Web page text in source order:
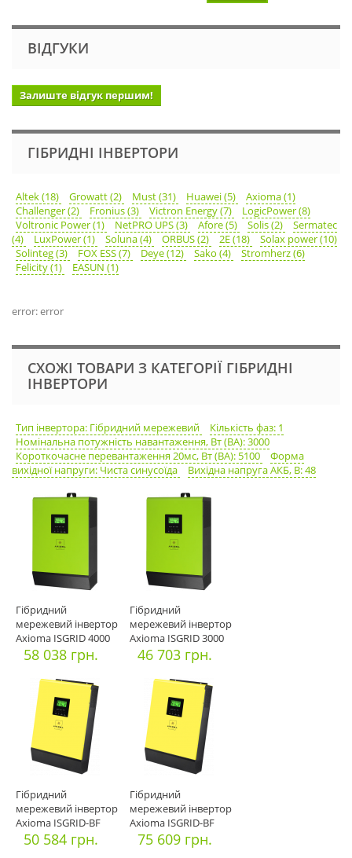
ВІДГУКИ
Залиште відгук першим!
ГІБРИДНІ ІНВЕРТОРИ
Altek (18) Growatt (2) Must (31) Huawei (5)
Axioma (1)
Challenger (2)
Fronius (3) Victron Energy (7)
LogicPower (8)
Voltronic Power (1)
NetPRO UPS (3) Afore (5) Solis (2)
Sermatec
(4)
LuxPower (1) Soluna (4) ORBUS (2) 2E (18)
Solax power (10)
Solinteg (3)
FOX ESS (7) Deye (12) Sako (4)
Stromherz (6)
Felicity (1)
EASUN (1)
error: error
СХОЖІ ТОВАРИ З КАТЕГОРІЇ ГІБРИДНІ
ІНВЕРТОРИ
Тип інвертора: Гібридний мережевий
Кількість фаз: 1
Номінальна потужність навантаження, Вт (ВА): 3000
Короткочасне перевантаження 20мс, Вт (ВА): 5100
Форма
вихідної напруги: Чиста синусоїда
Вихідна напруга АКБ, В: 48
Гібридний
мережевий інвертор
Axioma ISGRID 4000
58 038 грн.
Гібридний
мережевий інвертор
Axioma ISGRID 3000
46 703 грн.
Гібридний
мережевий інвертор
Axioma ISGRID-BF
3000
50 584 грн.
Гібридний
мережевий інвертор
Axioma ISGRID-BF
5000
75 609 грн.